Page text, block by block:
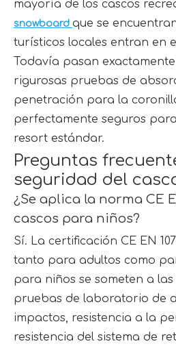
mayoría de los cascos
snowboard que se
turísticos locales entran en
Todavía pasan exactamente
rigurosas pruebas de
penetración para la
perfectamente seguros
resort estándar.
Preguntas
seguridad del
¿Se aplica la norma CE
cascos para niños?
Sí. La certificación CE EN
tanto para adultos como
para niños se someten a las
pruebas de laboratorio de
impactos, resistencia a la
resistencia del sistema de